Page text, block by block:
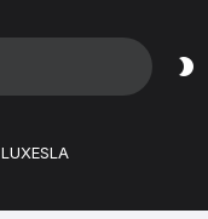
LUXESLA